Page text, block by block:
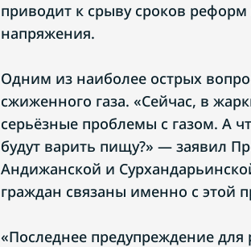
приводит к срыву сроков
напряжения.
Одним из наиболее острых
сжиженного газа. «Сейчас, в
серьёзные проблемы с газом. А
будут варить пищу?» — заявил
Андижанской и
граждан связаны именно с этой
«Последнее предупреждение для